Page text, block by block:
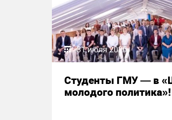
31 июля 2026
Студенты ГМУ — в
молодого политика»!